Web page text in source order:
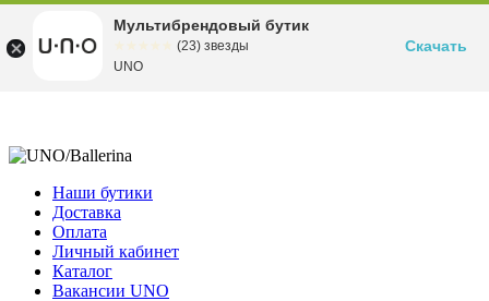
Наши бутики
Доставка
Оплата
Личный кабинет
Каталог
Вакансии UNO
Мультибрендовый бутик
(23) звезды
UNO
Скачать